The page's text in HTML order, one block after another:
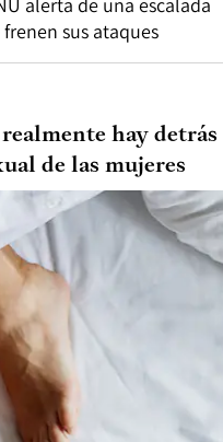
sus ataques
realmente hay detrás
de las mujeres